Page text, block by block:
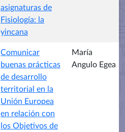
asignaturas de
Fisiología: la
yincana
Comunicar
buenas prácticas
de desarrollo
territorial en la
Unión Europea
en relación con
los Objetivos de
María
Angulo Egea